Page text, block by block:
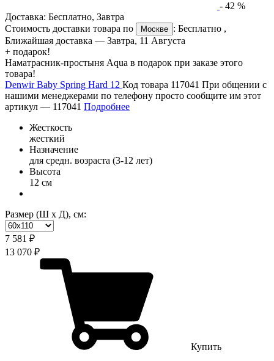
- 42 %
Доставка: Бесплатно, Завтра
Стоимость доставки товара по
Москве : Бесплатно ,
Ближайшая доставка — Завтра, 11 Августа
+ подарок!
Наматрасник-простыня Aqua в подарок при заказе этого
товара!
Denwir Baby Spring Hard 12 Код товара 117041 При общении с
нашими менеджерами по телефону просто сообщите им этот
артикул — 117041 Подробнее
Жесткость
жесткий
Назначение
для средн. возраста (3-12 лет)
Высота
12 см
Размер (Ш х Д), см:
7 581 ₽
13 070 ₽
Купить